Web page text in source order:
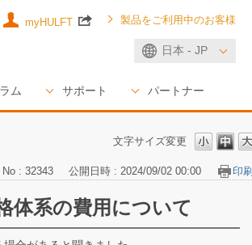
日本 - JP
ム サポート パートナー
myHULFT 製品をご利用中のお客様
文字サイズ変更
No : 32343 公開日時 : 2024/09/02 00:00 印刷
系の費用について